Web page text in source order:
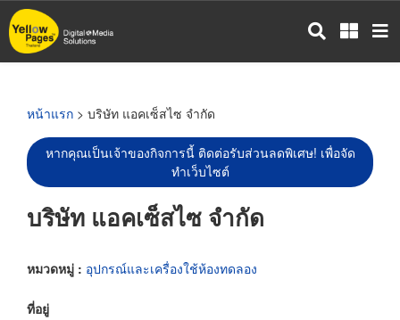
ข้าม
ไป
หน้าแรก > บริษัท แอคเซ็สไซ จำกัด
หากคุณเป็นเจ้าของกิจการนี้ ติดต่อรับส่วนลดพิเศษ! เพื่อจัด
ทำเว็บไซต์
บริษัท แอคเซ็สไซ จำกัด
หมวดหมู่ : อุปกรณ์และเครื่องใช้ห้องทดลอง
ที่อยู่